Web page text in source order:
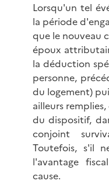
Lorsqu'un tel
la période
que le nouveau
époux
la déduction
personne,
du logement)
ailleurs
du dispositif,
conjoint
Toutefois, s'il
l'avantage
cause.